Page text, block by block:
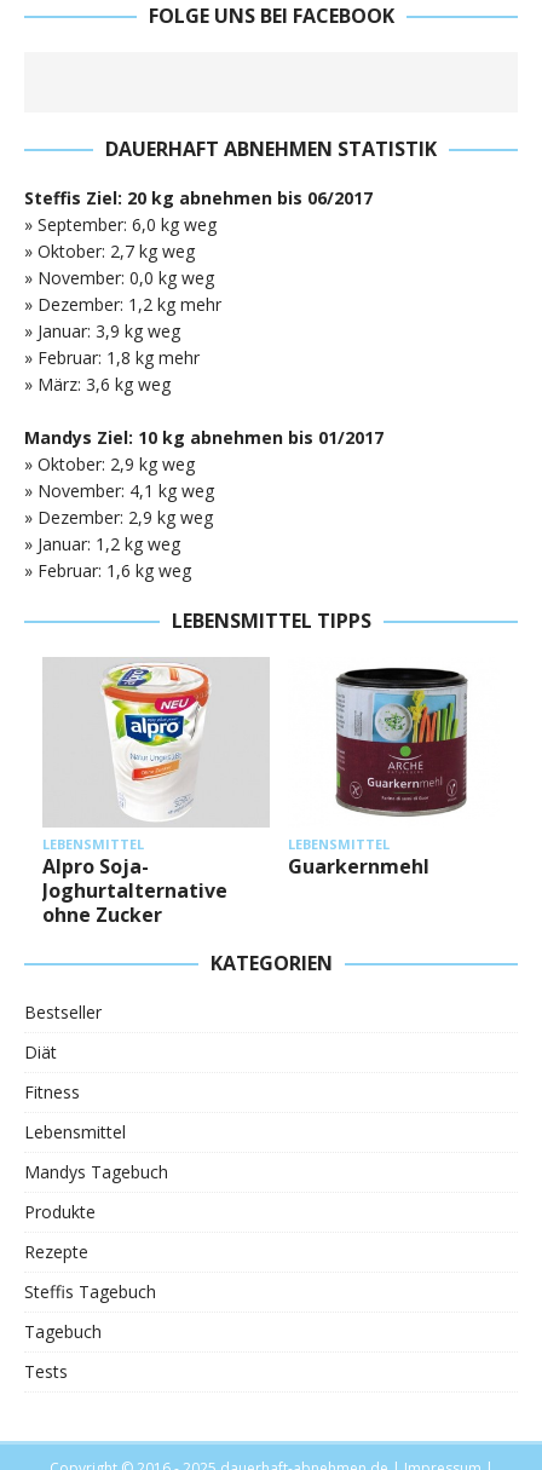
FOLGE UNS BEI FACEBOOK
DAUERHAFT ABNEHMEN STATISTIK
Steffis Ziel: 20 kg abnehmen bis 06/2017
» September: 6,0 kg weg
» Oktober: 2,7 kg weg
» November: 0,0 kg weg
» Dezember: 1,2 kg mehr
» Januar: 3,9 kg weg
» Februar: 1,8 kg mehr
» März: 3,6 kg weg
Mandys Ziel: 10 kg abnehmen bis 01/2017
» Oktober: 2,9 kg weg
» November: 4,1 kg weg
» Dezember: 2,9 kg weg
» Januar: 1,2 kg weg
» Februar: 1,6 kg weg
LEBENSMITTEL TIPPS
LEBENSMITTEL
Alpro Soja-
Joghurtalternative
ohne Zucker
LEBENSMITTEL
Guarkernmehl
KATEGORIEN
Bestseller
Diät
Fitness
Lebensmittel
Mandys Tagebuch
Produkte
Rezepte
Steffis Tagebuch
Tagebuch
Tests